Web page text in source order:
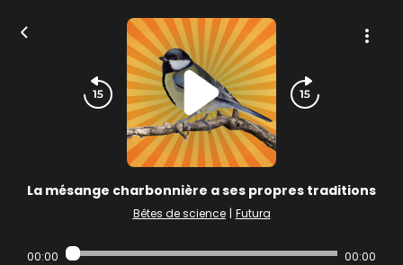
La mésange charbonnière a ses propres traditions
Bêtes de science | Futura
00:00 00:00